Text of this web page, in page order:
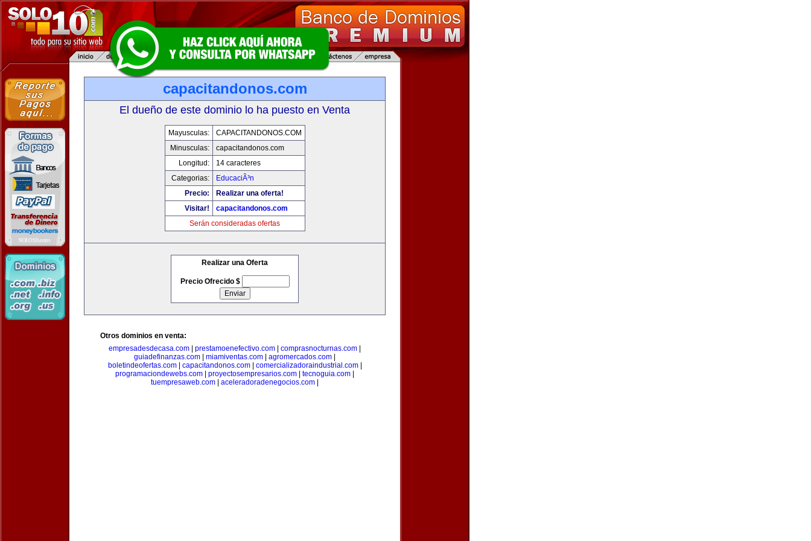
capacitandonos.com
El dueño de este dominio lo ha puesto en Venta
Mayusculas:
CAPACITANDONOS.COM
Minusculas:
capacitandonos.com
Longitud:
14 caracteres
Categorias:
EducaciÃ³n
Precio:
Realizar una oferta!
Visitar!
capacitandonos.com
Serán consideradas ofertas
Realizar una Oferta
Precio Ofrecido $
Otros dominios en venta:
empresadesdecasa.com
prestamoenefectivo.com comprasnocturnas.com
guiadefinanzas.com
miamiventas.com agromercados.com
boletindeofertas.com| capacitandonos.com| comercializadoraindustrial.com|
programaciondewebs.com
proyectosempresarios.com tecnoguia.com
tuempresaweb.com
aceleradoradenegocios.com